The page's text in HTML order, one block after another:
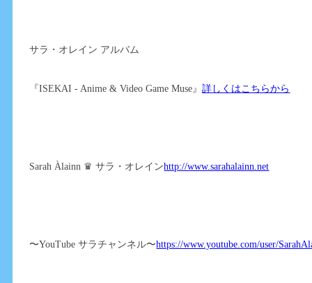
サラ・オレイン アルバム
『ISEKAI - Anime & Video Game Muse』詳しくはこちらから
Sarah Àlainn ♛ サラ・オレインhttp://www.sarahalainn.net
〜YouTube サラチャンネル〜https://www.youtube.com/user/